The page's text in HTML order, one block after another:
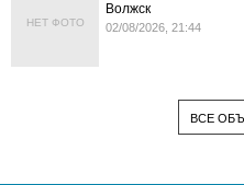
НЕТ ФОТО
Волжск
02/08/2026, 21:44
ВСЕ